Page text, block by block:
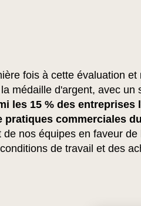
fois à cette évaluation et
médaille d'argent, avec un
les 15 % des entreprises
pratiques commerciales
nos équipes en faveur de
de travail et des